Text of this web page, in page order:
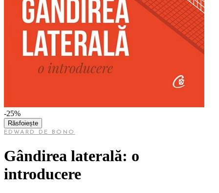
-25%
Răsfoiește
EDWARD DE BONO
Gândirea laterală: o
introducere